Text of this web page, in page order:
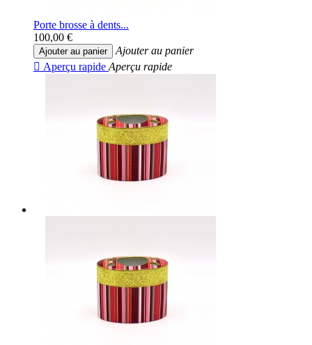
Porte brosse à dents...
100,00 €
Ajouter au panier
Ajouter au panier
 Aperçu rapide Aperçu rapide